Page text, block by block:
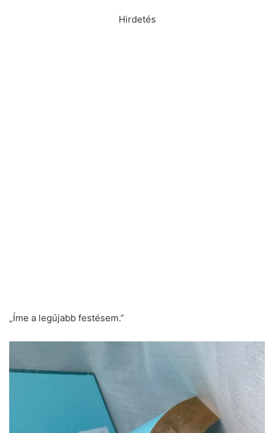
Hirdetés
„Íme a legújabb festésem.”